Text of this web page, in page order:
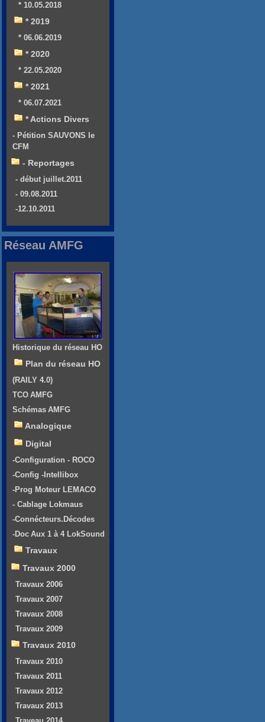
* 10.05.2018
* 2019
* 06.06.2019
* 2020
* 22.05.2020
* 2021
* 06.07.2021
* Actions Divers
- Pétition SAUVONS le
CFM
- Reportages
- début juillet.2011
- 09.08.2011
-12.10.2011
Réseau AMFG
Historique du réseau HO
Plan du réseau HO
(RAILY 4.0)
TCO AMFG
Schémas AMFG
Analogique
Digital
-Configuration - ROCO
-Config -Intellibox
-Prog Moteur LEMACO
- Cablage Lokmaus
-Connécteurs.Décodes
-Doc Aux 1 à 4 LokSound
Travaux
Travaux 2000
Travaux 2006
Travaux 2007
Travaux 2008
Travaux 2009
Travaux 2010
Travaux 2010
Travaux 2011
Travaux 2012
Travaux 2013